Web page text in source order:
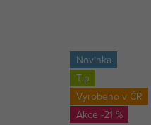
Novinka
Tip
Vyrobeno v ČR
-21 %